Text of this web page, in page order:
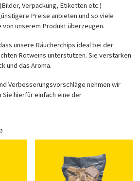
Verpackung, Etiketten etc.)
Preise anbieten und so viele
unserem Produkt überzeugen.
unsere Räucherchips ideal bei der
Rotweins unterstützen. Sie verstärken
und das Aroma.
Verbesserungsvorschläge nehmen wir
hierfür einfach eine der